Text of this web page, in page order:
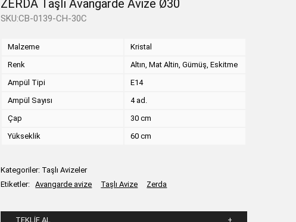
ZERDA Taşlı Avangarde Avize Ø30
SKU:CB-0139-CH-30C
Malzeme
Kristal
Renk
Altın, Mat Altin, Gümüş, Eskitme
Ampül Tipi
E14
Ampül Sayısı
4 ad.
Çap
30 cm
Yükseklik
60 cm
Kategoriler: Taşlı Avizeler
Etiketler:
Avangarde avize Taşlı Avize Zerda
TEKLIF AL